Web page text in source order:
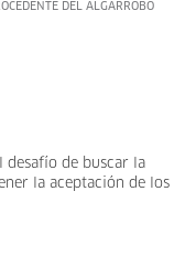
DEL ALGARROBO
desafío de buscar la
la aceptación de los